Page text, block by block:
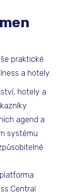
praktické
a hotely.
hotely a
agend a
systému
Central